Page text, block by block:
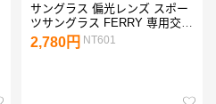
サングラス 偏光レンズ スポー
ツサングラス FERRY 専用交換
レンズ5枚 ユニセックス 7カラ
ー スポーツグラス スポーツ用
2,780円 NT601